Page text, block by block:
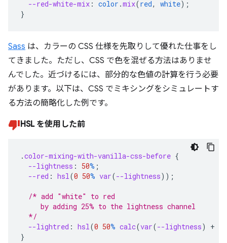
--red-white-mix : color .mix(red, white);
}
Sass は、カラーの CSS 仕様を先取りして優れた仕事をし
てきました。ただし、CSS で色を混ぜる方法はありませ
んでした。近づけるには、部分的な色値の計算を行う必要
があります。以下は、CSS でミキシングをシミュレートす
る方法の簡略化した例です。
HSL を使用した前
.color-mixing-with-vanilla-css-before {
--lightness : 50% ;
--red : hsl(0 50% var(--lightness));
/* add "white" to red
     by adding 25% to the lightness channel
  */
--lightred : hsl(0 50% calc(var(--lightness) +
}